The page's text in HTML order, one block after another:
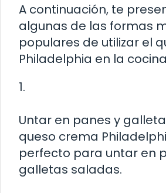
A continuación, te
algunas de las formas
populares de utilizar el
Philadelphia en la
1.
Untar en panes y
queso crema
perfecto para untar en
galletas saladas.